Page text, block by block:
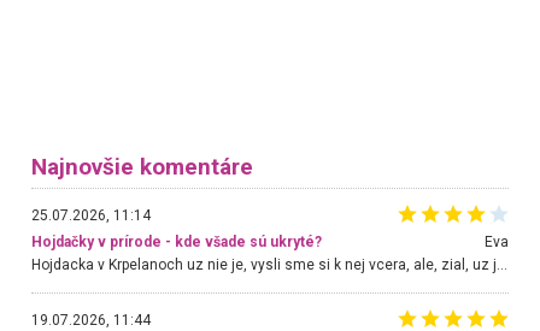
Najnovšie komentáre
25.07.2026, 11:14
Hojdačky v prírode - kde všade sú ukryté?
Eva
Hojdacka v Krpelanoch uz nie je, vysli sme si k nej vcera, ale, zial, uz je znicena. Ak sem planujete cestu len kvoli hojdacke, mozete si ju usetrit. Krasny vyhlad je tu vsak aj bez hojdacky :-)
19.07.2026, 11:44